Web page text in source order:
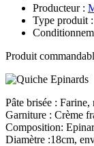
Producteur :
Type produit
Produit
Pâte brisée : Farine,
Garniture : Crème
Composition:
Diamètre :18cm,